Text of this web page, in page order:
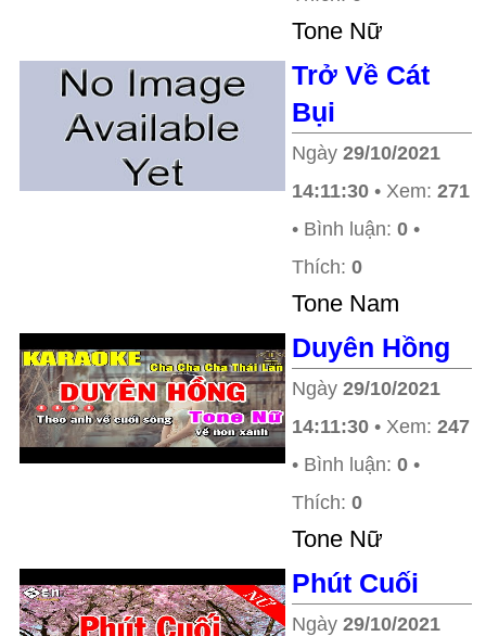
Tone Nữ
Trở Về Cát
Bụi
Ngày 29/10/2021
14:11:30 • Xem: 271
• Bình luận: 0 •
Thích: 0
Tone Nam
Duyên Hồng
Ngày 29/10/2021
14:11:30 • Xem: 247
• Bình luận: 0 •
Thích: 0
Tone Nữ
Phút Cuối
Ngày 29/10/2021